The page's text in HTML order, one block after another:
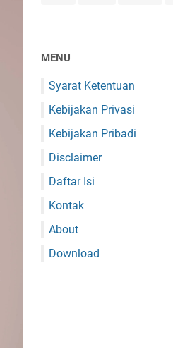
MENU
Syarat Ketentuan
Kebijakan Privasi
Kebijakan Pribadi
Disclaimer
Daftar Isi
Kontak
About
Download